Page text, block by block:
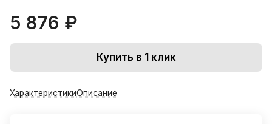
5 876 ₽
Купить в 1 клик
ХарактеристикиОписание